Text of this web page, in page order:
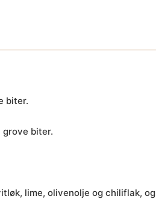
biter.
biter.
lime, olivenolje og chiliflak, og